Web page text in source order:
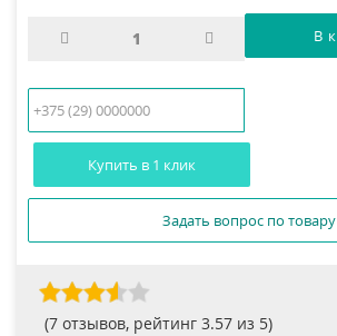
Купить в 1 клик
Задать вопрос по товару
(7 отзывов, рейтинг 3.57 из 5)